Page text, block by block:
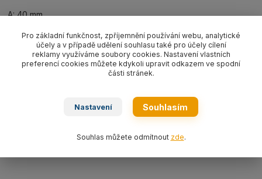
A: 40 mm
B: 19 mm
C: 70 mm
Pro základní funkčnost, zpříjemnění používání webu, analytické
účely a v případě udělení souhlasu také pro účely cílení
reklamy využíváme soubory cookies. Nastavení vlastních
preferencí cookies můžete kdykoli upravit odkazem ve spodní
části stránek.
Nastavení Souhlasím
Souhlas můžete odmítnout zde.